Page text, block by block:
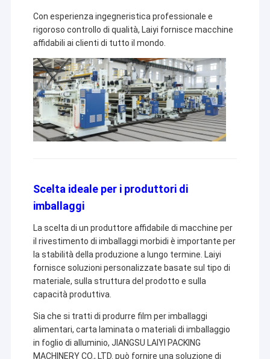
Con esperienza ingegneristica professionale e
rigoroso controllo di qualità, Laiyi fornisce macchine
affidabili ai clienti di tutto il mondo.
Scelta ideale per i produttori di
imballaggi
La scelta di un produttore affidabile di macchine per
il rivestimento di imballaggi morbidi è importante per
la stabilità della produzione a lungo termine. Laiyi
fornisce soluzioni personalizzate basate sul tipo di
materiale, sulla struttura del prodotto e sulla
capacità produttiva.
Sia che si tratti di produrre film per imballaggi
alimentari, carta laminata o materiali di imballaggio
in foglio di alluminio, JIANGSU LAIYI PACKING
MACHINERY CO., LTD. può fornire una soluzione di